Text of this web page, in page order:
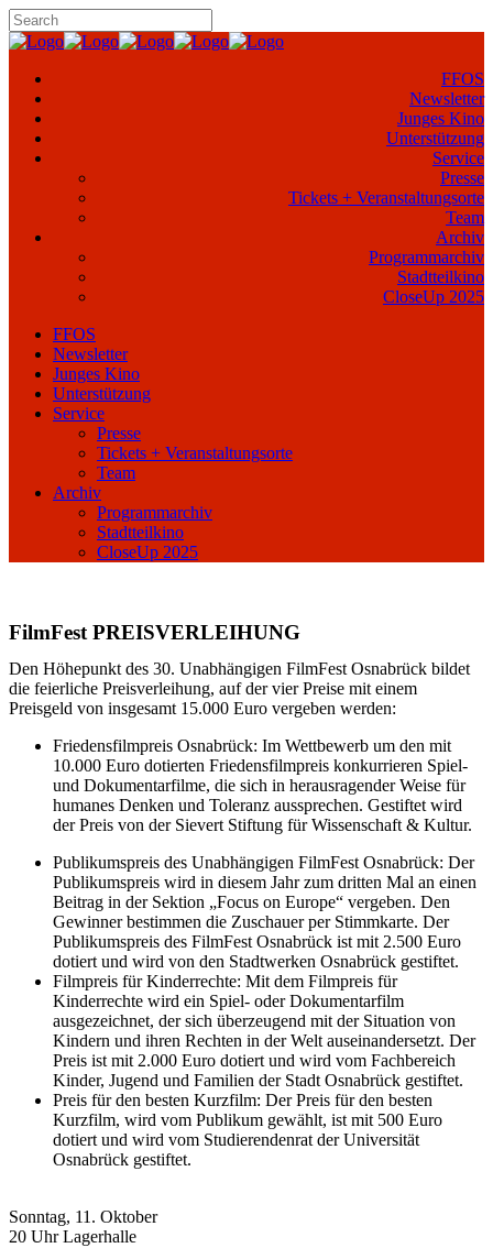
FFOS
Newsletter
Junges Kino
Unterstützung
Service
Presse
Tickets + Veranstaltungsorte
Team
Archiv
Programmarchiv
Stadtteilkino
CloseUp 2025
FFOS
Newsletter
Junges Kino
Unterstützung
Service
Presse
Tickets + Veranstaltungsorte
Team
Archiv
Programmarchiv
Stadtteilkino
CloseUp 2025
FilmFest PREISVERLEIHUNG
Den Höhepunkt des 30. Unabhängigen FilmFest Osnabrück bildet
die feierliche Preisverleihung, auf der vier Preise mit einem
Preisgeld von insgesamt 15.000 Euro vergeben werden:
Friedensfilmpreis Osnabrück: Im Wettbewerb um den mit
10.000 Euro dotierten Friedensfilmpreis konkurrieren Spiel-
und Dokumentarfilme, die sich in herausragender Weise für
humanes Denken und Toleranz aussprechen. Gestiftet wird
der Preis von der Sievert Stiftung für Wissenschaft & Kultur.
Publikumspreis des Unabhängigen FilmFest Osnabrück: Der
Publikumspreis wird in diesem Jahr zum dritten Mal an einen
Beitrag in der Sektion „Focus on Europe“ vergeben. Den
Gewinner bestimmen die Zuschauer per Stimmkarte. Der
Publikumspreis des FilmFest Osnabrück ist mit 2.500 Euro
dotiert und wird von den Stadtwerken Osnabrück gestiftet.
Filmpreis für Kinderrechte: Mit dem Filmpreis für
Kinderrechte wird ein Spiel- oder Dokumentarfilm
ausgezeichnet, der sich überzeugend mit der Situation von
Kindern und ihren Rechten in der Welt auseinandersetzt. Der
Preis ist mit 2.000 Euro dotiert und wird vom Fachbereich
Kinder, Jugend und Familien der Stadt Osnabrück gestiftet.
Preis für den besten Kurzfilm: Der Preis für den besten
Kurzfilm, wird vom Publikum gewählt, ist mit 500 Euro
dotiert und wird vom Studierendenrat der Universität
Osnabrück gestiftet.
Sonntag, 11. Oktober
20 Uhr Lagerhalle